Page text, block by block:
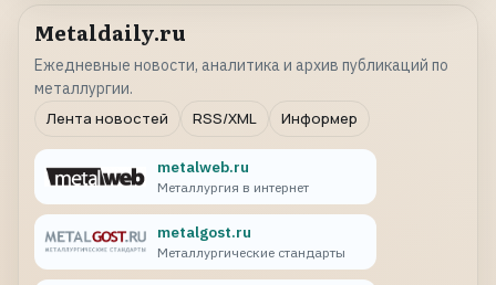
Metaldaily.ru
Ежедневные новости, аналитика и архив публикаций по
металлургии.
Лента новостей
RSS/XML Информер
metalweb.ru
Металлургия в интернет
metalgost.ru
Металлургические стандарты